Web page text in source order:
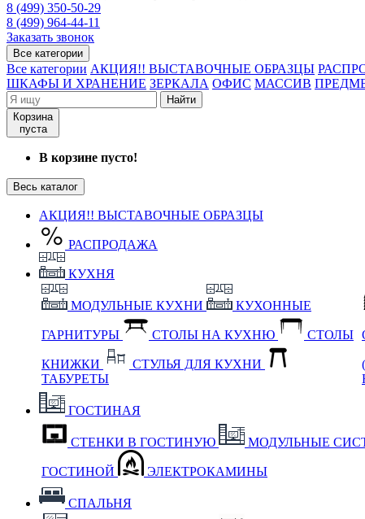
8 (499) 350-50-29
8 (499) 964-44-11
Заказать звонок
Все категории
Все категории АКЦИЯ!! ВЫСТАВОЧНЫЕ ОБРАЗЦЫ
ШКАФЫ И ХРАНЕНИЕ ЗЕРКАЛА ОФИС МАССИВ
Найти
Корзина
пуста
В корзине пусто!
Весь каталог
АКЦИЯ!! ВЫСТАВОЧНЫЕ ОБРАЗЦЫ
РАСПРОДАЖА
КУХНЯ
МОДУЛЬНЫЕ КУХНИ КУХОННЫЕ
ГАРНИТУРЫ СТОЛЫ НА КУХНЮ СТОЛЫ
КНИЖКИ
СТУЛЬЯ ДЛЯ КУХНИ
ТАБУРЕТЫ
ГОСТИНАЯ
СТЕНКИ В ГОСТИНУЮ МОДУЛЬНЫЕ
ГОСТИНОЙ ЭЛЕКТРОКАМИНЫ
СПАЛЬНЯ